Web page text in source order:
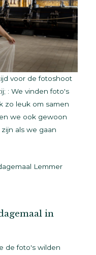
voor de fotoshoot
: We vinden foto's
zo leuk om samen
we ook gewoon
als we gaan
Lemmer
in
de foto's wilden